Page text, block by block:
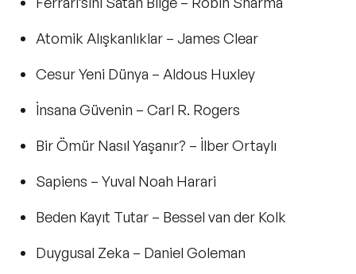
Atomik Alışkanlıklar – James Clear
Cesur Yeni Dünya – Aldous Huxley
İnsana Güvenin – Carl R. Rogers
Bir Ömür Nasıl Yaşanır? – İlber Ortaylı
Sapiens – Yuval Noah Harari
Beden Kayıt Tutar – Bessel van der Kolk
Duygusal Zeka – Daniel Goleman